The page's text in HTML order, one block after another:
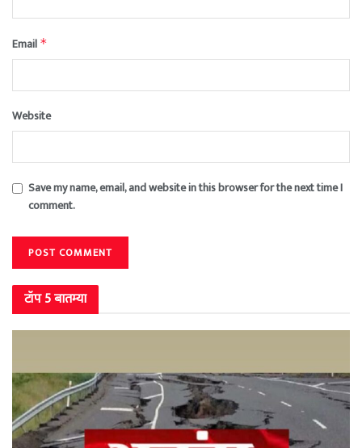
Email *
Website
Save my name, email, and website in this browser for the next time I
comment.
टॉप 5 बातम्या